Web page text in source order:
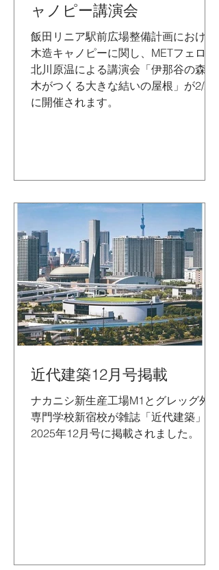
ャノピー講演会
飯田リニア駅前広場整備計画における
木造キャノピーに関し、METフェロー
北川原温による講演会「伊那谷の森の
木がつくる大きな結いの屋根」が2/28
に開催されます。
近代建築12月号掲載
ナカニシ新生産工場M1とグレッグ外語
専門学校新宿校が雑誌「近代建築」
2025年12月号に掲載されました。